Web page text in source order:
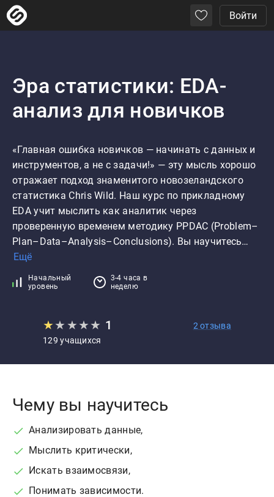
Войти
Эра статистики: EDA-
анализ для новичков
«Главная ошибка новичков — начинать с данных и
инструментов, а не с задачи!» — эту мысль хорошо
отражает подход знаменитого новозеландского
статистика Chris Wild. Наш курс по прикладному
EDA учит мыслить как аналитик через
проверенную временем методику PPDAC (Problem–
Plan–Data–Analysis–Conclusions). Вы научитесь…
Ещё
Начальный
уровень
3-4 часа в
неделю
★★ ★★★ 1
2 отзыва
129 учащихся
Чему вы научитесь
Анализировать данные,
Мыслить критически,
Искать взаимосвязи,
Понимать зависимости.